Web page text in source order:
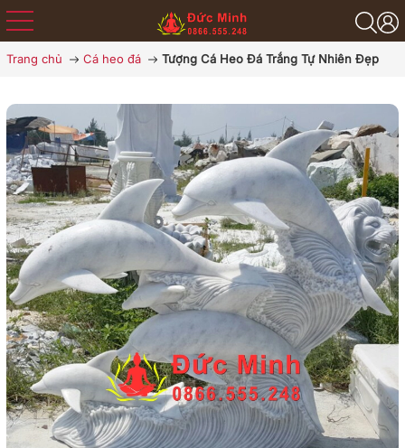
Trang chủ Cá heo đá Tượng Cá Heo Đá Trắng Tự Nhiên Đẹp